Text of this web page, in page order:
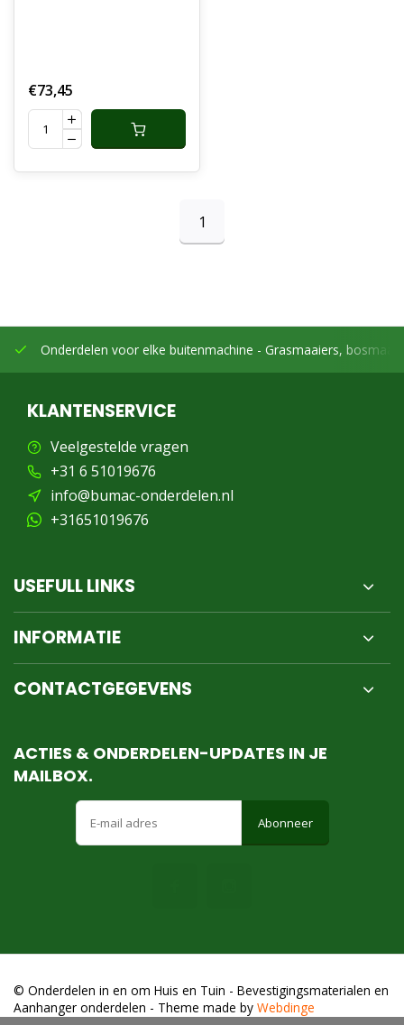
€73,45
1
Onderdelen voor elke buitenmachine - Grasmaaiers,
KLANTENSERVICE
Veelgestelde vragen
+31 6 51019676
info@bumac-onderdelen.nl
+31651019676
USEFULL LINKS
INFORMATIE
CONTACTGEGEVENS
ACTIES & ONDERDELEN-UPDATES IN JE
MAILBOX.
Abonneer
© Onderdelen in en om Huis en Tuin - Bevestigingsmaterialen en
Aanhanger onderdelen - Theme made by Webdinge